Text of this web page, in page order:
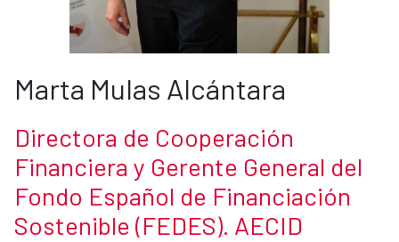
Marta Mulas Alcántara
Directora de Cooperación
Financiera y Gerente General del
Fondo Español de Financiación
Sostenible (FEDES). AECID